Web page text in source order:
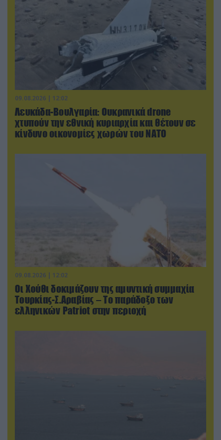
09.08.2026 | 12:02
Λευκάδα-Βουλγαρία: Ουκρανικά drone
χτυπούν την εθνική κυριαρχία και θέτουν σε
κίνδυνο οικονομίες χωρών του ΝΑΤΟ
09.08.2026 | 12:02
Οι Χούθι δοκιμάζουν της αμυντική συμμαχία
Τουρκίας-Σ.Αραβίας – Το παράδοξο των
ελληνικών Patriot στην περιοχή